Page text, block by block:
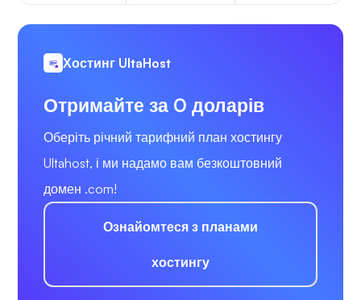
Хостинг UltaHost
Отримайте за 0 доларів
Оберіть річний тарифний план хостингу
Ultahost, і ми надамо вам безкоштовний
домен .com!
Ознайомтеся з планами
хостингу